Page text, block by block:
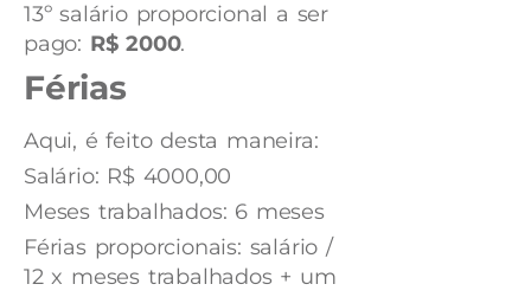
13º salário proporcional a ser
pago: R$ 2000.
Férias
Aqui, é feito desta maneira:
Salário: R$ 4000,00
Meses trabalhados: 6 meses
Férias proporcionais: salário /
12 x meses trabalhados + um